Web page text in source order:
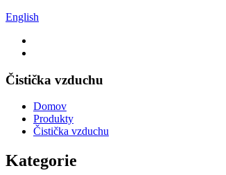
English
Čistička vzduchu
Domov
Produkty
Čistička vzduchu
Kategorie